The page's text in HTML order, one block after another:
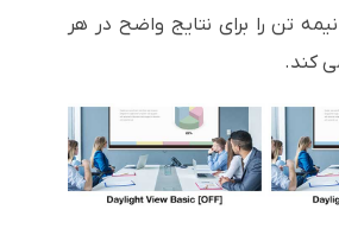
تن را برای نتایج واضح در هر
کند.